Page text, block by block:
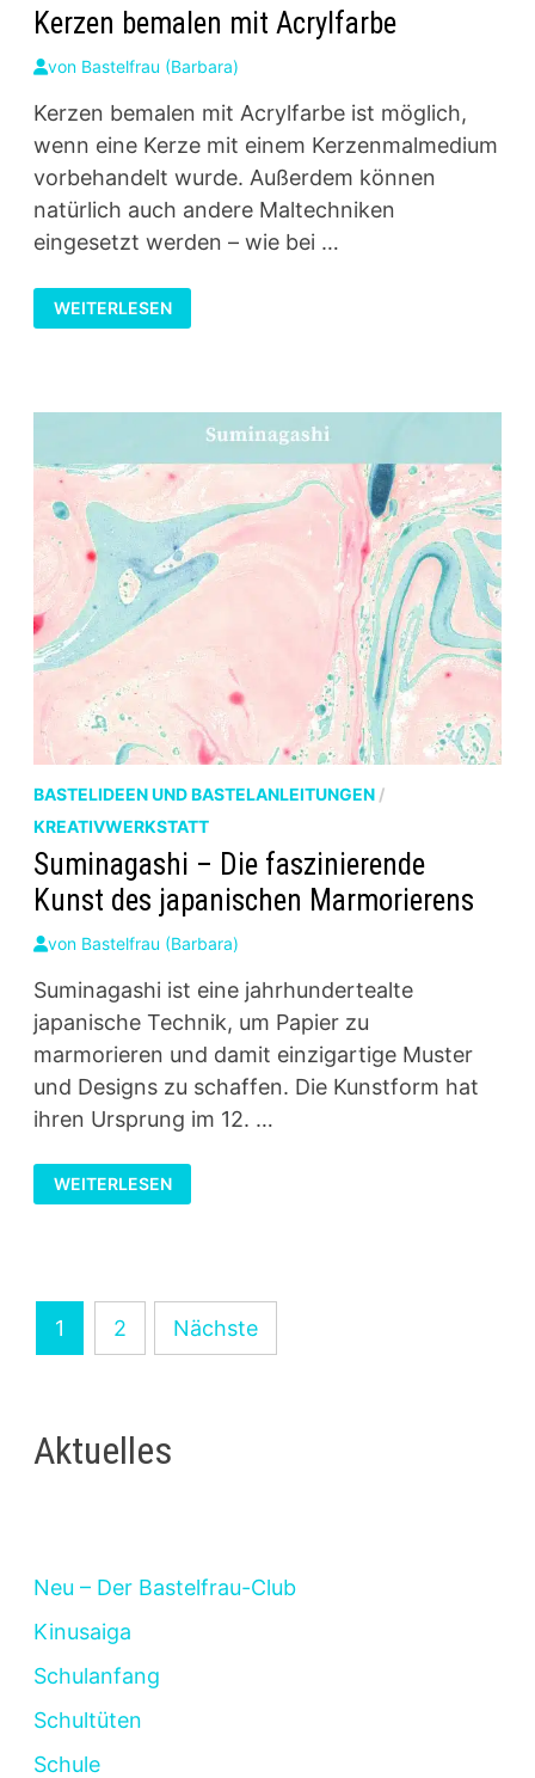
Kerzen bemalen mit Acrylfarbe
von Bastelfrau (Barbara)
Kerzen bemalen mit Acrylfarbe ist möglich,
wenn eine Kerze mit einem Kerzenmalmedium
vorbehandelt wurde. Außerdem können
natürlich auch andere Maltechniken
eingesetzt werden – wie bei …
KERZEN
BEMALEN
MIT
WEITERLESEN
BASTELIDEEN UND BASTELANLEITUNGEN/
KREATIVWERKSTATT
Suminagashi – Die faszinierende
Kunst des japanischen Marmorierens
von Bastelfrau (Barbara)
Suminagashi ist eine jahrhundertealte
japanische Technik, um Papier zu
marmorieren und damit einzigartige Muster
und Designs zu schaffen. Die Kunstform hat
ihren Ursprung im 12. …
SUMINAGASHI
–
DIE
WEITERLESEN
Seitennummerierung
der
1 2 Nächste
Aktuelles
Neu – Der Bastelfrau-Club
Kinusaiga
Schulanfang
Schultüten
Schule